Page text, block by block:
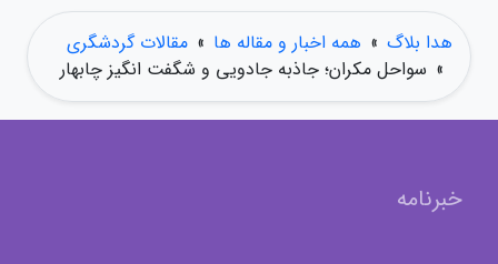
هدا بلاگ » همه اخبار و مقاله ها » مقالات گردشگری
» سواحل مکران؛ جاذبه جادویی و شگفت انگیز چابهار
خبرنامه